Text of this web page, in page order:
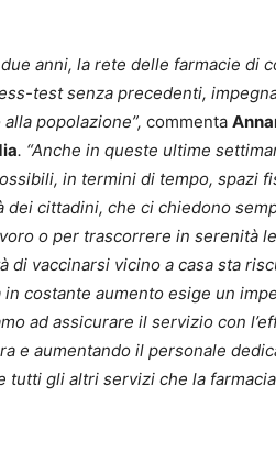
anni, la rete delle farmacie di
test senza precedenti,
popolazione”, commenta
. “Anche in queste ultime
in termini di tempo, spazi
dei cittadini, che ci chiedono
o per trascorrere in serenità
di vaccinarsi vicino a casa sta
in costante aumento esige un
ad assicurare il servizio con
e aumentando il personale
tutti gli altri servizi che la